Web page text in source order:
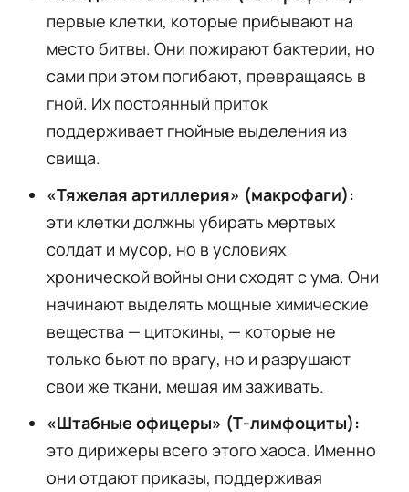
первые клетки, которые прибывают на
место битвы. Они пожирают бактерии, но
сами при этом погибают, превращаясь в
гной. Их постоянный приток
поддерживает гнойные выделения из
свища.
«Тяжелая артиллерия» (макрофаги):
эти клетки должны убирать мертвых
солдат и мусор, но в условиях
хронической войны они сходят с ума. Они
начинают выделять мощные химические
вещества — цитокины, — которые не
только бьют по врагу, но и разрушают
свои же ткани, мешая им заживать.
«Штабные офицеры» (Т-лимфоциты):
это дирижеры всего этого хаоса. Именно
они отдают приказы, поддерживая